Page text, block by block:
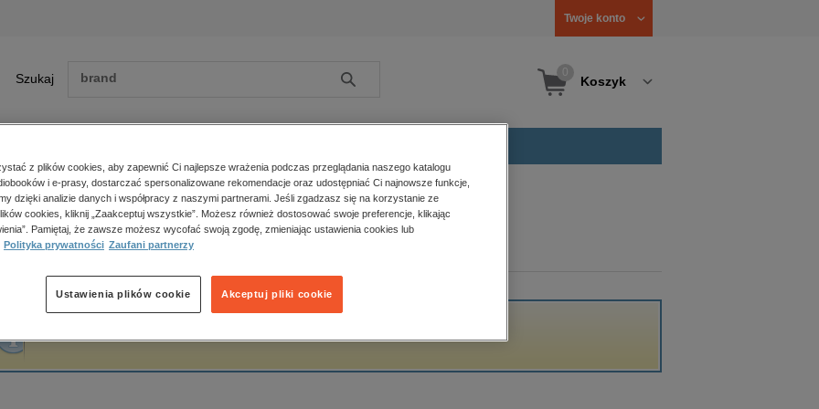
Twoje konto
Szukaj Szukaj Koszyk
Zobacz wszystkie E-prasa
polityka, społeczno-informacyjne
psychologiczne
popularno-naukowe
historia
główna JanKa
z plików cookies, aby zapewnić Ci najlepsze wrażenia podczas przeglądania naszego katalogu
i e-prasy, dostarczać spersonalizowane rekomendacje oraz udostępniać Ci najnowsze funkcje,
dzięki analizie danych i współpracy z naszymi partnerami. Jeśli zgadzasz się na korzystanie ze
cookies, kliknij „Zaakceptuj wszystkie”. Możesz również dostosować swoje preferencje, klikając
Pamiętaj, że zawsze możesz wycofać swoją zgodę, zmieniając ustawienia cookies lub
Polityka prywatności Zaufani partnerzy
Akceptuj pliki cookie
Ustawienia plików cookie